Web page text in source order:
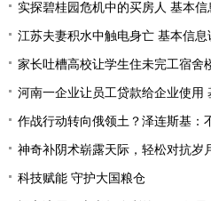
实探碧桂园危机中的买房人 基本信
江苏夫妻积水中触电身亡 基本信息
家长吐槽高校让学生住未完工宿舍
河南一企业让员工贷款给企业使用
作战行动转向俄领土？泽连斯基：
神奇补阴术崭露天际，轻松对抗岁
科技赋能 守护大国粮仓